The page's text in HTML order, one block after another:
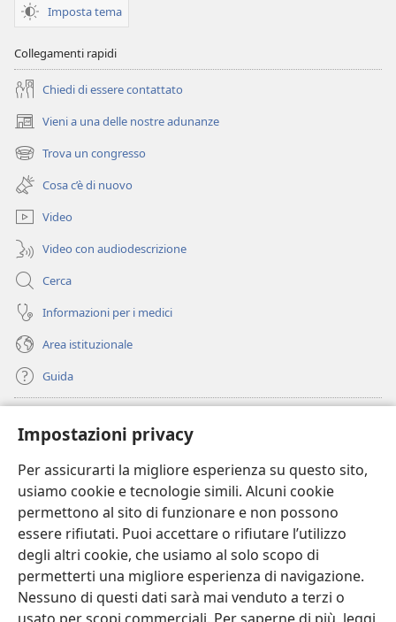
Impostazioni privacy
Per assicurarti la migliore esperienza su questo sito,
usiamo cookie e tecnologie simili. Alcuni cookie
permettono al sito di funzionare e non possono
essere rifiutati. Puoi accettare o rifiutare l’utilizzo
degli altri cookie, che usiamo al solo scopo di
permetterti una migliore esperienza di navigazione.
Nessuno di questi dati sarà mai venduto a terzi o
Imposta tema
Collegamenti rapidi
Chiedi di essere contattato
Vieni a una delle nostre adunanze
(apre
una
nuova
finestra)
Trova un congresso
(apre
una
nuova
finestra)
Cosa c’è di nuovo
Video
Video con audiodescrizione
Cerca
Informazioni per i medici
Area istituzionale
Guida
(apre
una
nuova
finestra)
BIBLIOTECA ONLINE Watchtower
(apre
una
nuova
finestra)
JW Hub
(apre
una
nuova
finestra)
JW Library
Watchtower Library®